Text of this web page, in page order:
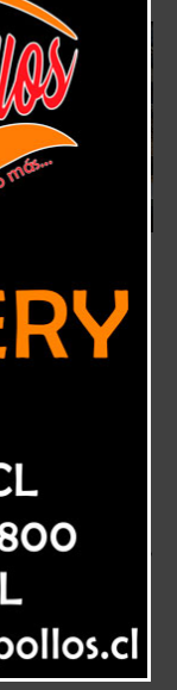
A
y Vivienda Tipo
de sus
las fiestas
de avance físico
de Puertas Negras,
el pasado 2 de